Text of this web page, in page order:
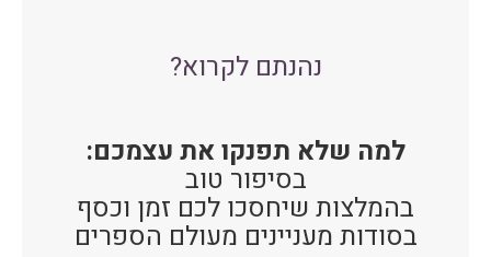
נהנתם לקרוא?
למה שלא תפנקו את עצמכם:
בסיפור טוב
בהמלצות שיחסכו לכם זמן וכסף
בסודות מעניינים מעולם הספרים